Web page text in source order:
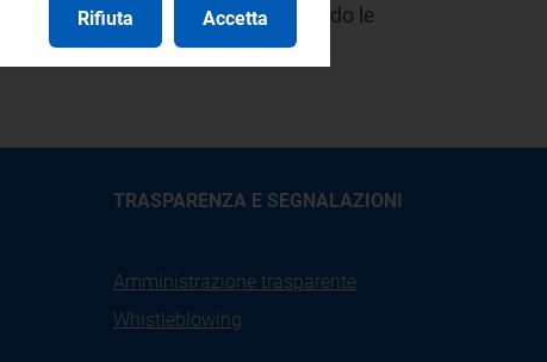
sempre considerando le
TRASPARENZA E SEGNALAZIONI
Amministrazione trasparente
Whistleblowing
Rifiuta Accetta